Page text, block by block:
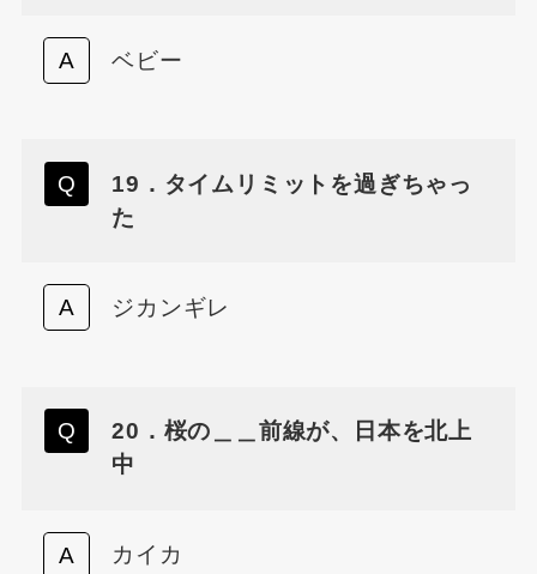
ベビー
19．タイムリミットを過ぎちゃっ
た
ジカンギレ
20．桜の＿＿前線が、日本を北上
中
カイカ